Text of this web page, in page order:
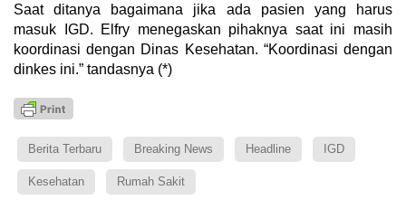
Saat ditanya bagaimana jika ada pasien yang harus
masuk IGD. Elfry menegaskan pihaknya saat ini masih
koordinasi dengan Dinas Kesehatan. “Koordinasi dengan
dinkes ini.” tandasnya (*)
Berita Terbaru Breaking News Headline IGD
Kesehatan Rumah Sakit